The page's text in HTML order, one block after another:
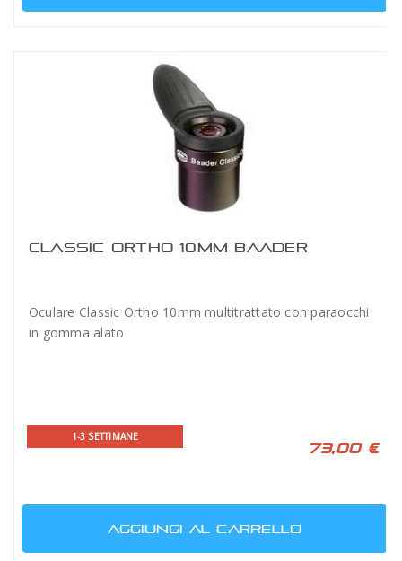
CLASSIC ORTHO 10MM BAADER
Oculare Classic Ortho 10mm multitrattato con paraocchi
in gomma alato
1-3 SETTIMANE
73,00 €
AGGIUNGI AL CARRELLO